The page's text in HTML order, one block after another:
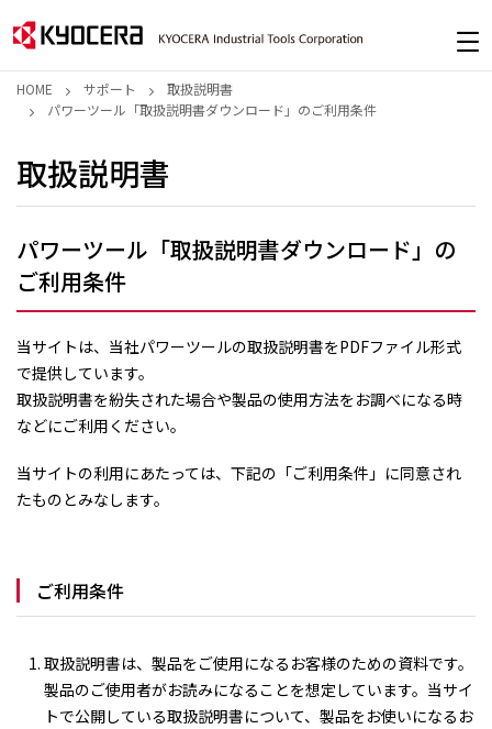
HOME サポート
取扱説明書
パワーツール「取扱説明書ダウンロード」のご利用条件
取扱説明書
パワーツール「取扱説明書ダウンロード」の
ご利用条件
当サイトは、当社パワーツールの取扱説明書をPDFファイル形式
で提供しています。
取扱説明書を紛失された場合や製品の使用方法をお調べになる時
などにご利用ください。
当サイトの利用にあたっては、下記の「ご利用条件」に同意され
たものとみなします。
ご利用条件
取扱説明書は、製品をご使用になるお客様のための資料です。
製品のご使用者がお読みになることを想定しています。当サイ
トで公開している取扱説明書について、製品をお使いになるお